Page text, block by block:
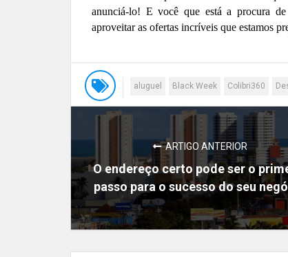
anunciá-lo! E você que está a procura
aproveitar as ofertas incríveis que estamos
aluguel Black Week Colibri360
ARTIGO ANTERIOR
O endereço certo pode ser o
passo para o sucesso do seu